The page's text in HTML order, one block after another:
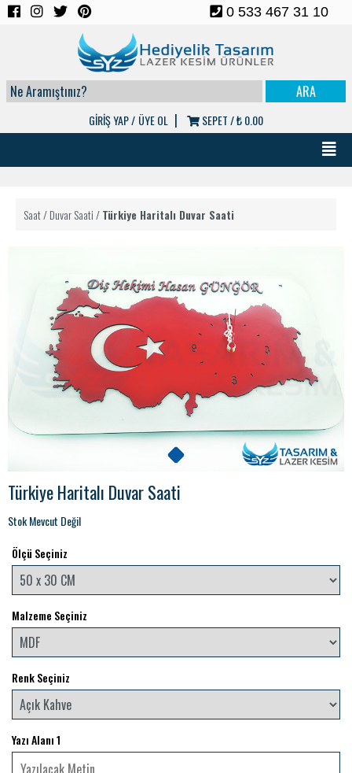
0 533 467 31 10
GİRİŞ YAP / ÜYE OL | SEPET /₺ 0.00
Saat/Duvar Saati/Türkiye Haritalı Duvar Saati
Türkiye Haritalı Duvar Saati
Stok Mevcut Değil
Ölçü Seçiniz
Malzeme Seçiniz
Renk Seçiniz
Yazı Alanı 1